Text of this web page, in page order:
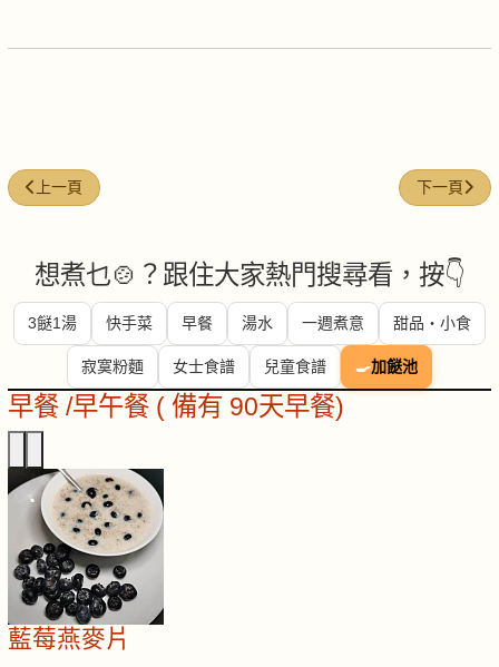
上一篇文章: 紅辣椒(ChiliPeppers)
上一頁 下一篇文
下一頁
想煮乜🍲？跟住大家熱門搜尋看，按👇
3餸1湯 快手菜 早餐 湯水 一週煮意 甜品・小食
寂寞粉麵 女士食譜 兒童食譜 🍳加餸池
早餐 /早午餐 ( 備有 90天早餐)
藍莓燕麥片